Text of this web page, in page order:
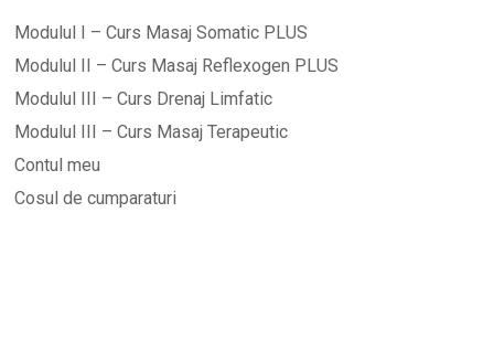
Modulul I – Curs Masaj Somatic PLUS
Modulul II – Curs Masaj Reflexogen PLUS
Modulul III – Curs Drenaj Limfatic
Modulul III – Curs Masaj Terapeutic
Contul meu
Cosul de cumparaturi